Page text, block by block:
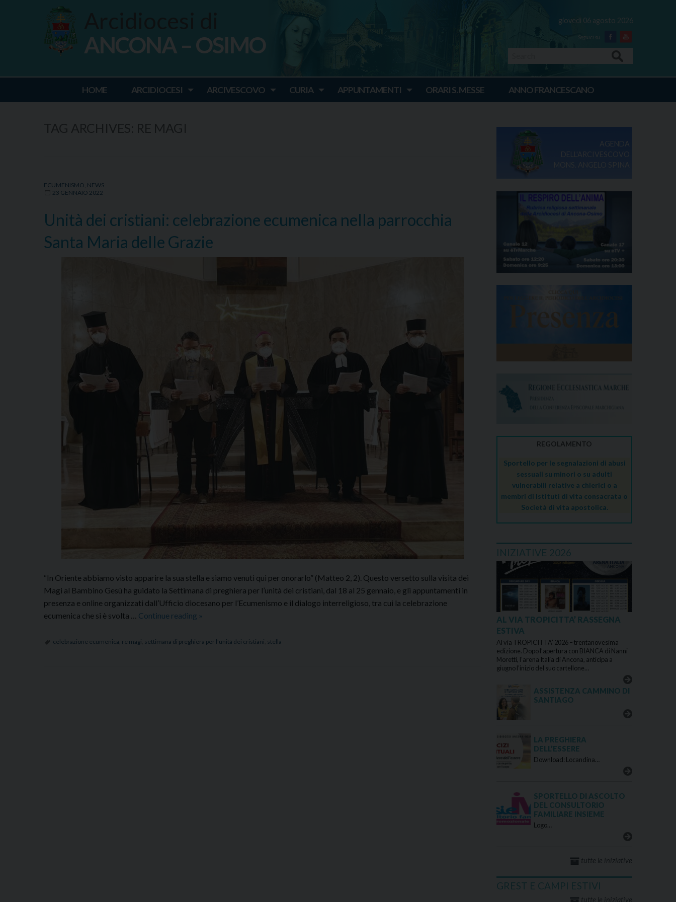
giovedì 06 agosto 2026
Facebook
Youtube
Ancona Osimo
ANCONA – OSIMO
HOME ARCIDIOCESI ARCIVESCOVO CURIA APPUNTAMENTI ORARI S. MESSE ANNO FRANCESCANO
ECUMENISMO NEWS
23 GENNAIO 2022
Unità dei cristiani: celebrazione ecumenica nella parrocchia
Santa Maria delle Grazie
“In Oriente abbiamo visto apparire la sua stella e siamo venuti qui per onorarlo” (Matteo 2, 2). Questo versetto sulla visita dei
Magi al Bambino Gesù ha guidato la Settimana di preghiera per l’unità dei cristiani, dal 18 al 25 gennaio, e gli appuntamenti in
presenza e online organizzati dall’Ufficio diocesano per l’Ecumenismo e il dialogo interreligioso, tra cui la celebrazione
ecumenica che si è svolta … Continue reading Unità
cristiani:
»
celebrazione ecumenica re magi settimana di preghiera per l'unità dei cristiani stella
AGENDA
DELL'ARCIVESCOVO
REGOLAMENTO
Sportello per le segnalazioni di abusi
sessuali su minori o su adulti
vulnerabili relative a chierici o a
membri di Istituti di vita consacrata o
Società di vita apostolica.
INIZIATIVE 2026
AL VIA TROPICITTA’ RASSEGNA
ESTIVA
Al via TROPICITTA’ 2026 – trentanovesima
edizione. Dopo l’apertura con BIANCA di Nanni
Moretti, l’arena Italia di Ancona, anticipa a
giugno l’inizio del suo cartellone…
ASSISTENZA CAMMINO DI
SANTIAGO
LA PREGHIERA
DELL’ESSERE
Download: Locandina…
SPORTELLO DI ASCOLTO
DEL CONSULTORIO
FAMILIARE INSIEME
Logo…
tutte le iniziative
GREST E CAMPI ESTIVI
tutte le iniziative